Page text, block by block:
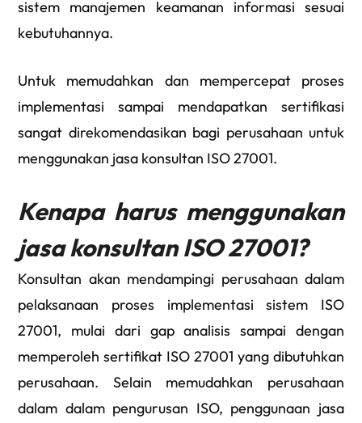
sistem manajemen keamanan informasi sesuai
kebutuhannya.
Untuk memudahkan dan mempercepat proses
implementasi sampai mendapatkan sertifikasi
sangat direkomendasikan bagi perusahaan untuk
menggunakan jasa konsultan ISO 27001.
Kenapa harus menggunakan
jasa konsultan ISO 27001?
Konsultan akan mendampingi perusahaan dalam
pelaksanaan proses implementasi sistem ISO
27001, mulai dari gap analisis sampai dengan
memperoleh sertifikat ISO 27001 yang dibutuhkan
perusahaan. Selain memudahkan perusahaan
dalam dalam pengurusan ISO, penggunaan jasa